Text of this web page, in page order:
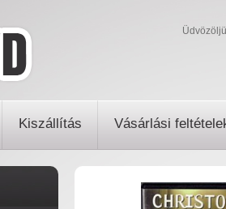
Kiszállítás Vásárlási